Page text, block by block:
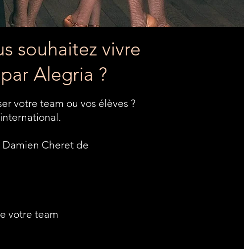
souhaitez vivre
Alegria ?
votre team ou vos élèves ?
Cheret de
votre team